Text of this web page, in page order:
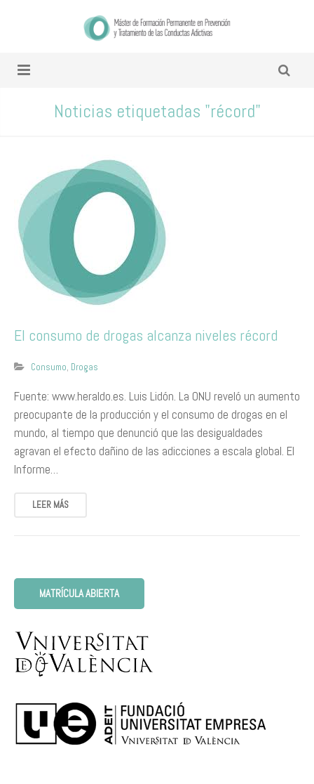
Noticias etiquetadas "récord"
El consumo de drogas alcanza niveles récord
Consumo, Drogas
Fuente: www.heraldo.es. Luis Lidón. La ONU reveló un aumento
preocupante de la producción y el consumo de drogas en el
mundo, al tiempo que denunció que las desigualdades
agravan el efecto dañino de las adicciones a escala global. El
Informe…
LEER MÁS
MATRÍCULA ABIERTA